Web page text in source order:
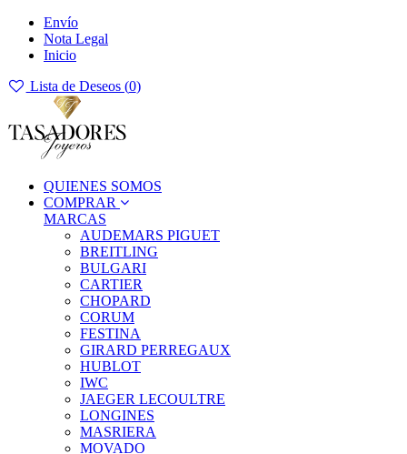
Envío
Nota Legal
Inicio
Lista de Deseos (0)
QUIENES SOMOS
COMPRAR
MARCAS
AUDEMARS PIGUET
BREITLING
BULGARI
CARTIER
CHOPARD
CORUM
FESTINA
GIRARD PERREGAUX
HUBLOT
IWC
JAEGER LECOULTRE
LONGINES
MASRIERA
MOVADO